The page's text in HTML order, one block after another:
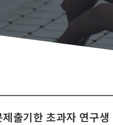
출기한 초과자 연구생